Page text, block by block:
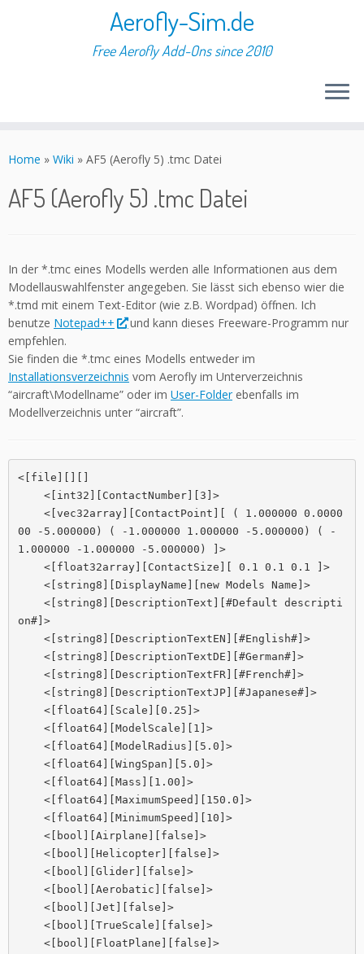
to
Aerofly-Sim.de
Free Aerofly Add-Ons since 2010
Home » Wiki » AF5 (Aerofly 5) .tmc Datei
AF5 (Aerofly 5) .tmc Datei
In der *.tmc eines Modells werden alle Informationen aus dem
Modellauswahlfenster angegeben. Sie lässt sich ebenso wier die
*.tmd mit einem Text-Editor (wie z.B. Wordpad) öffnen. Ich
benutze Notepad++
und kann dieses Freeware-Programm nur
empfehlen.
Sie finden die *.tmc eines Modells entweder im
Installationsverzeichnis vom Aerofly im Unterverzeichnis
“aircraft\Modellname” oder im User-Folderebenfalls im
Modellverzeichnis unter “aircraft”.
<[file][][]
00 -5.000000) ( -1.000000 1.000000 -5.000000) ( -
1.000000 -1.000000 -5.000000) ]>
on#]>